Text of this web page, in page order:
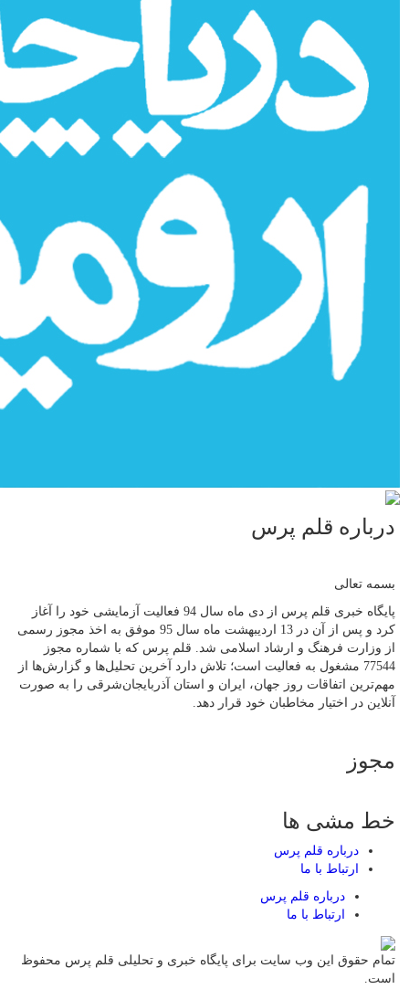
درباره قلم پرس
بسمه تعالی
پایگاه خبری قلم پرس از دی ماه سال 94 فعالیت آزمایشی خود را آغاز
کرد و پس از آن در 13 اردیبهشت ماه سال 95 موفق به اخذ مجوز رسمی
از وزارت فرهنگ و ارشاد اسلامی شد. قلم پرس که با شماره مجوز
77544 مشغول به فعالیت است؛ تلاش دارد آخرین تحلیل‌ها و گزارش‌ها از
مهم‌ترین اتفاقات روز جهان، ایران و استان آذربایجان‌شرقی را به صورت
آنلاین در اختیار مخاطبان خود قرار دهد.
مجوز
خط مشی ها
درباره قلم پرس
ارتباط با ما
درباره قلم پرس
ارتباط با ما
تمام حقوق این وب سایت برای پایگاه خبری و تحلیلی قلم پرس محفوظ
است.